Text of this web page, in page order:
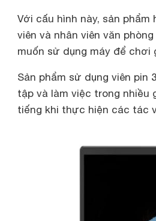
Với cấu hình này, sản
viên và nhân viên văn
muốn sử dụng máy để
Sản phẩm sử dụng viên pin
tập và làm việc trong nhiều
tiếng khi thực hiện các tác